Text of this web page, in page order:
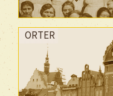
ORTER